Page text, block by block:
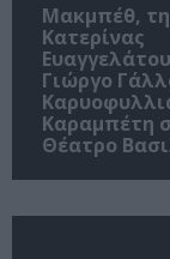
Μακμπέθ,
Κατερίνας
Γιώργο
Καραμπέτη
Θέατρο